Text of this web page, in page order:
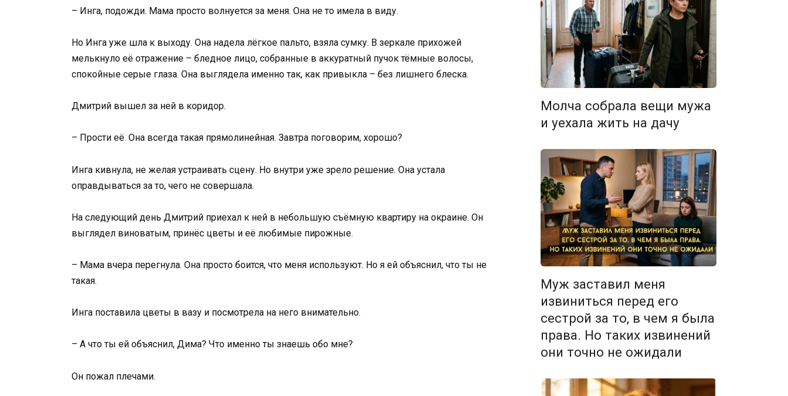
– Инга, подожди. Мама просто волнуется за меня. Она не то имела в виду.
Но Инга уже шла к выходу. Она надела лёгкое пальто, взяла сумку. В зеркале прихожей
мелькнуло её отражение – бледное лицо, собранные в аккуратный пучок тёмные волосы,
спокойные серые глаза. Она выглядела именно так, как привыкла – без лишнего блеска.
Дмитрий вышел за ней в коридор.
– Прости её. Она всегда такая прямолинейная. Завтра поговорим, хорошо?
Инга кивнула, не желая устраивать сцену. Но внутри уже зрело решение. Она устала
оправдываться за то, чего не совершала.
На следующий день Дмитрий приехал к ней в небольшую съёмную квартиру на окраине. Он
выглядел виноватым, принёс цветы и её любимые пирожные.
– Мама вчера перегнула. Она просто боится, что меня используют. Но я ей объяснил, что ты не
такая.
Инга поставила цветы в вазу и посмотрела на него внимательно.
– А что ты ей объяснил, Дима? Что именно ты знаешь обо мне?
Он пожал плечами.
Молча собрала вещи мужа
и уехала жить на дачу
Муж заставил меня
извиниться перед его
сестрой за то, в чем я была
права. Но таких извинений
они точно не ожидали